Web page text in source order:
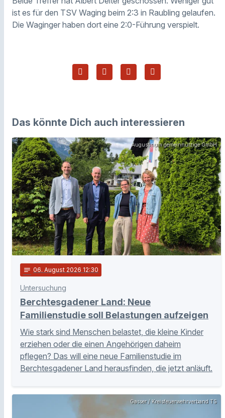
ist es für den TSV Waging beim 2:3 in Raubling gelaufen.
Die Waginger haben dort eine 2:0-Führung verspielt.
Das könnte Dich auch interessieren
Augustinum gemeinnützige GmbH
notes 06. August 2026 12:30
Untersuchung
Berchtesgadener Land: Neue
Familienstudie soll Belastungen aufzeigen
Wie stark sind Menschen belastet, die kleine Kinder
erziehen oder die einen Angehörigen daheim
pflegen? Das will eine neue Familienstudie im
Berchtesgadener Land herausfinden, die jetzt anläuft.
Gasser / Kreisfeuerwehrverband TS